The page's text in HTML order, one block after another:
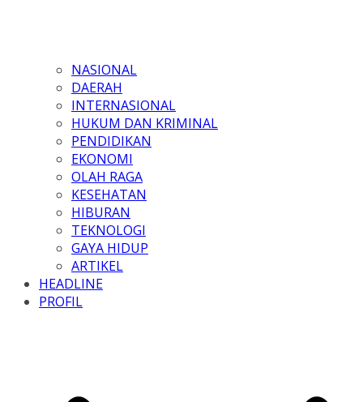
NASIONAL
DAERAH
INTERNASIONAL
HUKUM DAN KRIMINAL
PENDIDIKAN
EKONOMI
OLAH RAGA
KESEHATAN
HIBURAN
TEKNOLOGI
GAYA HIDUP
ARTIKEL
HEADLINE
PROFIL